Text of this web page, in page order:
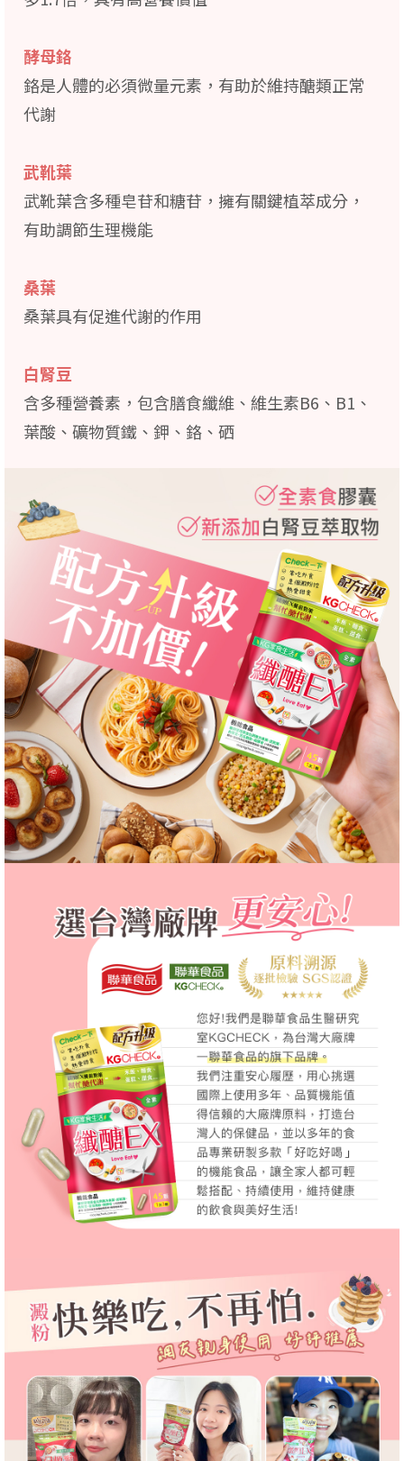
酵母鉻
鉻是人體的必須微量元素，有助於維持醣類正常
代謝
武靴葉
武靴葉含多種皂苷和糖苷，擁有關鍵植萃成分，
有助調節生理機能
桑葉
桑葉具有促進代謝的作用
白腎豆
含多種營養素，包含膳食纖維、維生素B6、B1、
葉酸、礦物質鐵、鉀、鉻、硒